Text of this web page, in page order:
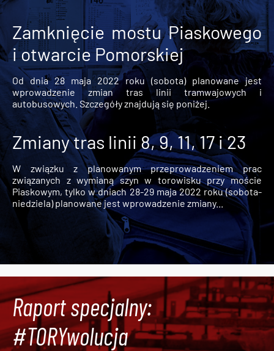
Zamknięcie mostu Piaskowego
i otwarcie Pomorskiej
Od dnia 28 maja 2022 roku (sobota) planowane jest
wprowadzenie zmian tras linii tramwajowych i
autobusowych. Szczegóły znajdują się poniżej.
Zmiany tras linii 8, 9, 11, 17 i 23
W związku z planowanym przeprowadzeniem prac
związanych z wymianą szyn w torowisku przy moście
Piaskowym, tylko w dniach 28-29 maja 2022 roku (sobota-
niedziela) planowane jest wprowadzenie zmiany...
Raport specjalny:
#TORYwolucja